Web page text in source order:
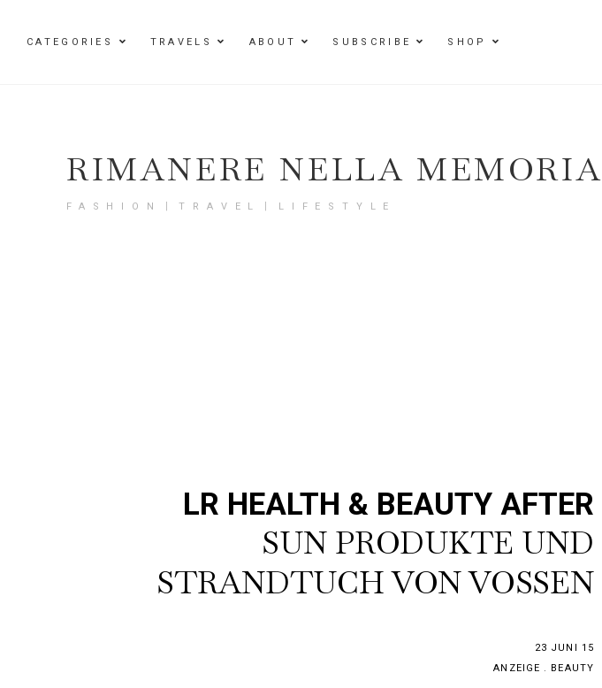
CATEGORIES TRAVELS ABOUT SUBSCRIBE SHOP
RIMANERE NELLA MEMORIA
FASHION〡TRAVEL〡LIFESTYLE
LR HEALTH & BEAUTY AFTER
SUN PRODUKTE UND
STRANDTUCH VON VOSSEN
23 JUNI 15
ANZEIGE . BEAUTY